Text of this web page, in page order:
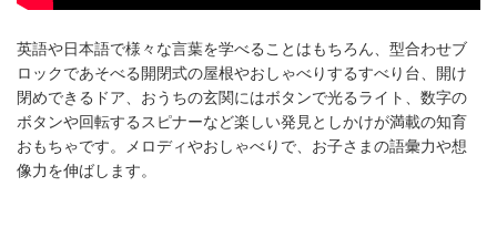
英語や日本語で様々な言葉を学べることはもちろん、型合わせブ
ロックであそべる開閉式の屋根やおしゃべりするすべり台、開け
閉めできるドア、おうちの玄関にはボタンで光るライト、数字の
ボタンや回転するスピナーなど楽しい発見としかけが満載の知育
おもちゃです。メロディやおしゃべりで、お子さまの語彙力や想
像力を伸ばします。